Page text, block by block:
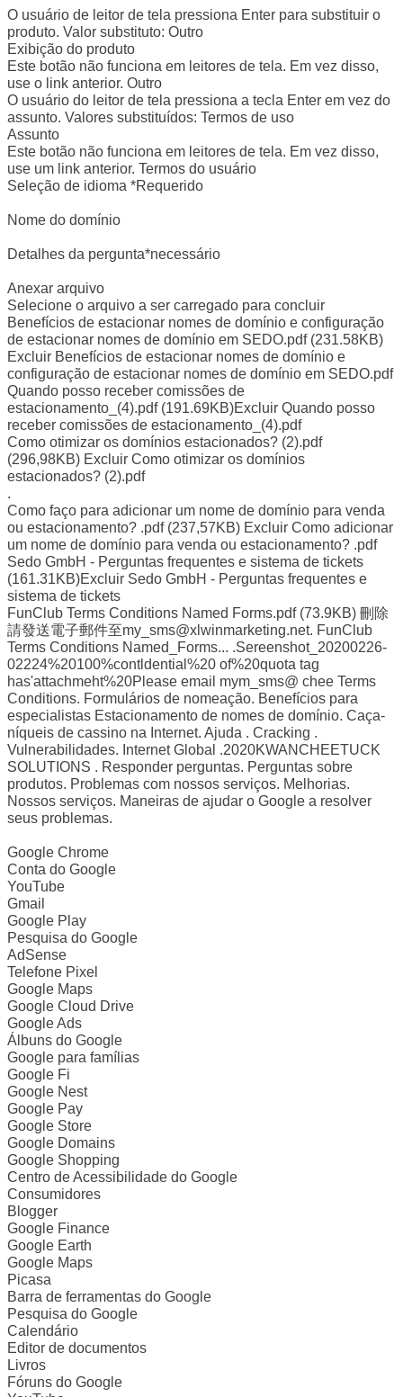
O usuário de leitor de tela pressiona Enter para substituir o
produto. Valor substituto: Outro
Exibição do produto
Este botão não funciona em leitores de tela. Em vez disso,
use o link anterior. Outro
O usuário do leitor de tela pressiona a tecla Enter em vez do
assunto. Valores substituídos: Termos de uso
Assunto
Este botão não funciona em leitores de tela. Em vez disso,
use um link anterior. Termos do usuário
Seleção de idioma *Requerido
Nome do domínio
Detalhes da pergunta*necessário
Anexar arquivo
Selecione o arquivo a ser carregado para concluir
Benefícios de estacionar nomes de domínio e configuração
de estacionar nomes de domínio em SEDO.pdf (231.58KB)
Excluir Benefícios de estacionar nomes de domínio e
configuração de estacionar nomes de domínio em SEDO.pdf
Quando posso receber comissões de
estacionamento_(4).pdf (191.69KB)Excluir Quando posso
receber comissões de estacionamento_(4).pdf
Como otimizar os domínios estacionados? (2).pdf
(296,98KB) Excluir Como otimizar os domínios
estacionados? (2).pdf
.
Como faço para adicionar um nome de domínio para venda
ou estacionamento? .pdf (237,57KB) Excluir Como adicionar
um nome de domínio para venda ou estacionamento? .pdf
Sedo GmbH - Perguntas frequentes e sistema de tickets
(161.31KB)Excluir Sedo GmbH - Perguntas frequentes e
sistema de tickets
FunClub Terms Conditions Named Forms.pdf (73.9KB) 刪除
請發送電子郵件至my_sms@xlwinmarketing.net. FunClub
Terms Conditions Named_Forms... .Sereenshot_20200226-
02224%20100%contldential%20 of%20quota tag
has'attachmeht%20Please email mym_sms@ chee Terms
Conditions. Formulários de nomeação. Benefícios para
especialistas Estacionamento de nomes de domínio. Caça-
níqueis de cassino na Internet. Ajuda . Cracking .
Vulnerabilidades. Internet Global .2020KWANCHEETUCK
SOLUTIONS . Responder perguntas. Perguntas sobre
produtos. Problemas com nossos serviços. Melhorias.
Nossos serviços. Maneiras de ajudar o Google a resolver
seus problemas.
Google Chrome
Conta do Google
YouTube
Gmail
Google Play
Pesquisa do Google
AdSense
Telefone Pixel
Google Maps
Google Cloud Drive
Google Ads
Álbuns do Google
Google para famílias
Google Fi
Google Nest
Google Pay
Google Store
Google Domains
Google Shopping
Centro de Acessibilidade do Google
Consumidores
Blogger
Google Finance
Google Earth
Google Maps
Picasa
Barra de ferramentas do Google
Pesquisa do Google
Calendário
Editor de documentos
Livros
Fóruns do Google